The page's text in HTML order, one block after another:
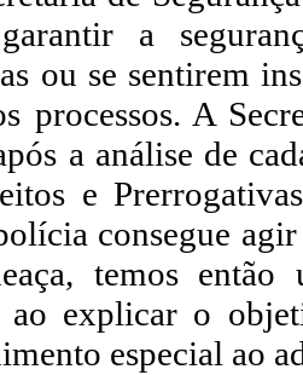
a
ou se sentirem
processos. A
a análise de
e
consegue
temos então
ao explicar o
especial ao